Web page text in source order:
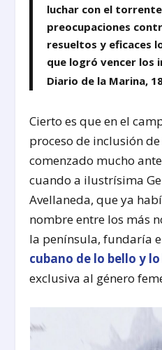
luchar con el
preocupaciones
resueltos y eficaces
que logró vencer los
Diario de la Marina,
Cierto es que en el
proceso de inclusión
comenzado mucho
cuando a ilustrísima
Avellaneda, que ya
nombre entre los más
la península, fundaría
cubano de lo bello y
exclusiva al género